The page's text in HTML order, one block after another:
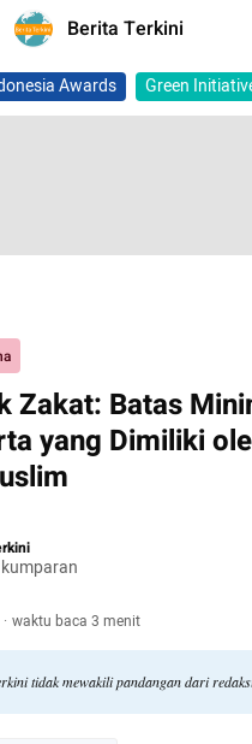
Berita Terkini
Awards Green
Zakat: Batas
yang Dimiliki
· waktu baca 3 menit
tidak mewakili pandangan dari